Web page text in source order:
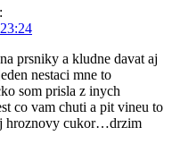
prsniky a kludne davat aj
nestaci mne to
som prisla z inych
co vam chuti a pit vineu to
hroznovy cukor…drzim